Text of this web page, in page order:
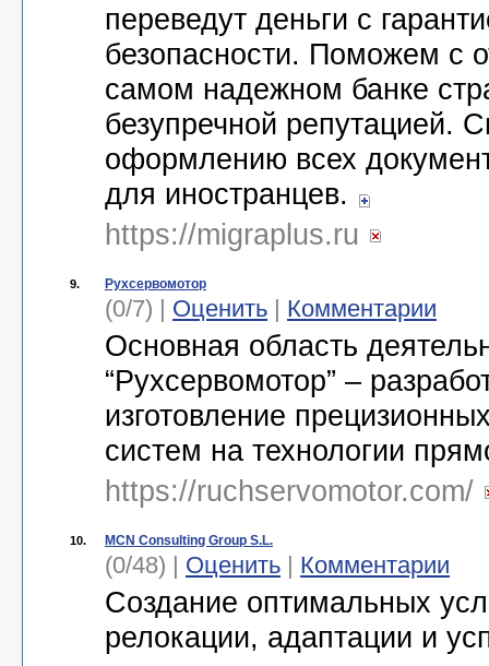
переведут деньги с
безопасности. Поможем с
самом надежном банке
безупречной репутацией.
оформлению всех
для иностранцев.
https://migraplus.ru
9. Рухсервомотор
(0/7) | Оценить | Комментарии
Основная область
“Рухсервомотор” –
изготовление
систем на технологии
https://ruchservomotor.com/
10. MCN Consulting Group S.L.
(0/48) | Оценить | Комментарии
Создание оптимальных
релокации, адаптации и